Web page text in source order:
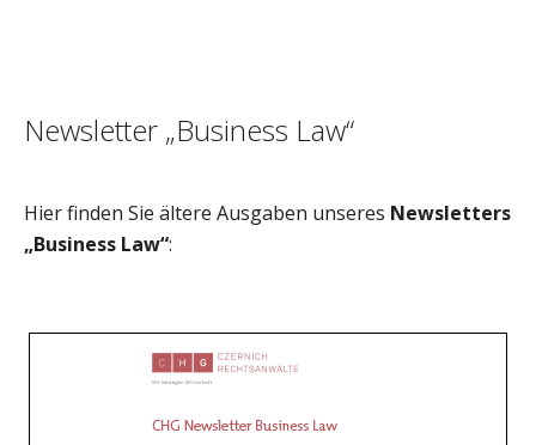
Newsletter „Business Law“
Hier finden Sie ältere Ausgaben unseres Newsletters
„Business Law“: